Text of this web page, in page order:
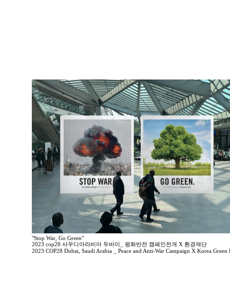
"Stop War, Go Green"
2023 cop28 사우디아라비아 두바이_ 평화반전 캠페인전개 X 환경재단
2023 COP28 Dubai, Saudi Arabia _ Peace and Anti-War Campaign X Korea Green